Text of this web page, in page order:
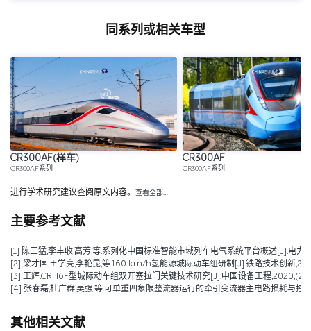
同系列或相关车型
CR300AF(样车)
CR300AF系列
CR300AF
CR300AF系列
进行学术研究建议查阅原文内容。 查看全部…
主要参考文献
[1] 陈三猛,李丰收,高芳,等.系列化中国标准智能市域列车电气系统平台概述[J].电
[2] 梁才国,王学亮,李艳昆,等.160 km/h氢能源城际动车组研制[J].铁路技术创新
[3] 王辉.CRH6F型城际动车组双开塞拉门关键技术研究[J].中国设备工程
[4] 张春磊,杜广群,吴强,等.可单重四象限整流器运行的牵引变流器主电路损耗与
其他相关文献